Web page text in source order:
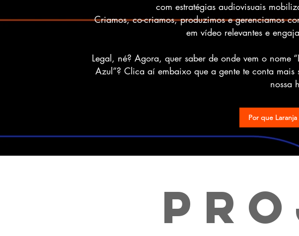
com estratégias audiovisuais
Criamos, co-criamos, produzimos e gerenciamos
em vídeo relevantes e
Legal, né? Agora, quer saber de onde vem o nome
Azul”? Clica aí embaixo que a gente te conta mais
nossa
Por que Laranja